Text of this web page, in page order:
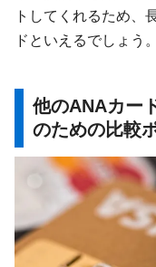
トしてくれるため、
ドといえるでしょう。
他のANAカー
のための比較